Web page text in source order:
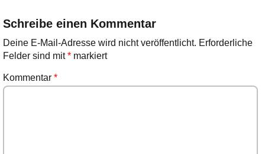
Schreibe einen Kommentar
Deine E-Mail-Adresse wird nicht veröffentlicht. Erforderliche
Felder sind mit*markiert
Kommentar *